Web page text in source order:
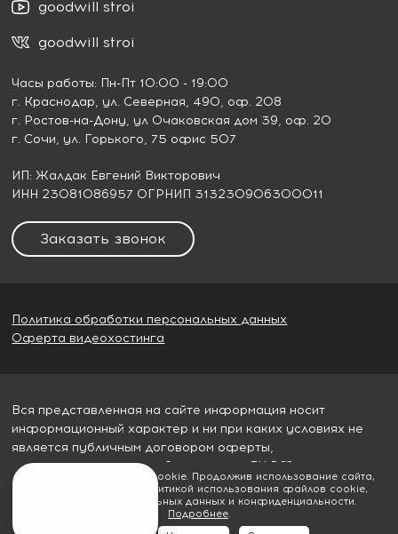
goodwill stroi
goodwill stroi
Часы работы: Пн-Пт 10:00 - 19:00
г. Краснодар, ул. Северная, 490, оф. 208
г. Ростов-на-Дону, ул Очаковская дом 39, оф. 20
г. Сочи, ул. Горького, 75 офис 507
ИП: Жалдак Евгений Викторович
ИНН 23081086957 ОГРНИП 313230906300011
Заказать звонок
Политика обработки персональных данных
Оферта видеохостинга
Вся представленная на сайте информация носит
информационный характер и ни при каких условиях не
является публичным договором оферты,
определяемым пунктом 2 статьи 437 ГК РФ
Мы используем файлы cookie. Продолжив использование сайта,
Вы соглашаетесь с политикой использования файлов cookie,
обработки персональных данных и конфиденциальности.
Подробнее.